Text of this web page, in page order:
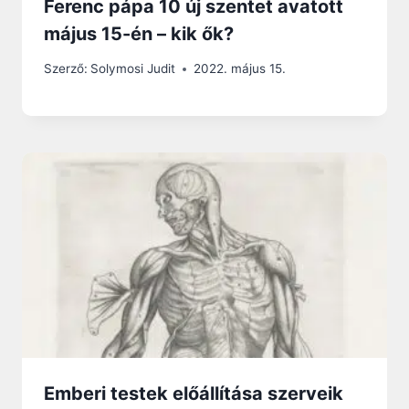
Ferenc pápa 10 új szentet avatott
május 15-én – kik ők?
Szerző: Solymosi Judit 2022. május 15.
Emberi testek előállítása szerveik